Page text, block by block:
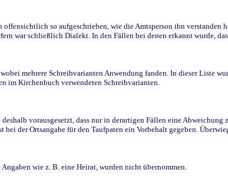
so aufgeschrieben, wie die Amtsperson ihn verstanden
war schließlich Dialekt. In den Fällen bei denen erkannt wurde,
mehrere Schreibvarianten Anwendung fanden. In dieser Liste
im Kirchenbuch verwendeten Schreibvarianten.
vorausgesetzt, dass nur in derartigen Fällen eine
der Ortsangabe für den Taufpaten ein Vorbehalt gegeben.
wie z. B. eine Heirat, wurden nicht übernommen.